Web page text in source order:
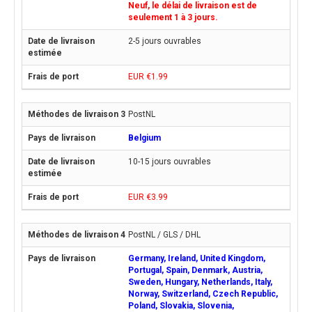
Neuf, le délai de livraison est de
seulement 1 à 3 jours.
2-5 jours ouvrables
EUR €1.99
PostNL
Belgium
10-15 jours ouvrables
EUR €3.99
PostNL / GLS / DHL
Germany, Ireland, United Kingdom,
Portugal, Spain, Denmark, Austria,
Sweden, Hungary, Netherlands, Italy,
Norway, Switzerland, Czech Republic,
Poland, Slovakia, Slovenia,